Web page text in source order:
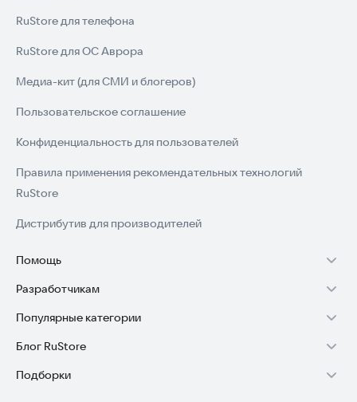
RuStore для телефона
RuStore для ОС Аврора
Медиа-кит (для СМИ и блогеров)
Пользовательское соглашение
Конфиденциальность для пользователей
Правила применения рекомендательных технологий
RuStore
Дистрибутив для производителей
Помощь
Установка RuStore на TV
Установка RuStore на телефон
Установка RuStore в машину
Помощь пользователям RuStore
Разработчикам
Зарабатывать с RuStore
Стать разработчиком
Доступ к RuStore Консоль
Популярные категории
Игры для Android
Приложения банков
Блог RuStore
Обзоры игр для Android 2025
Подборки